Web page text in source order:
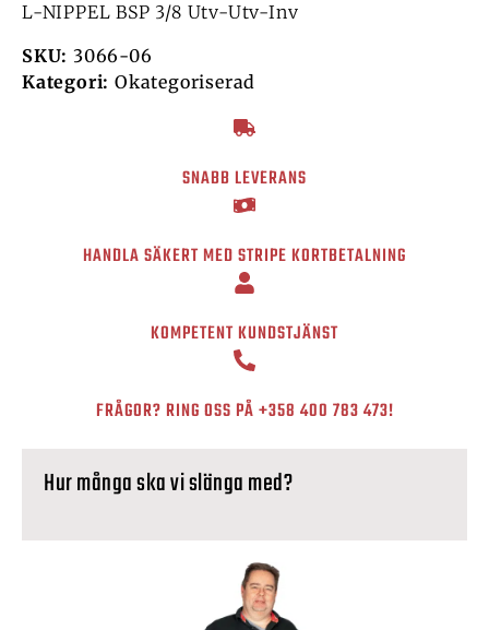
L-NIPPEL BSP 3/8 Utv-Utv-Inv
SKU: 3066-06
Kategori: Okategoriserad
SNABB LEVERANS
HANDLA SÄKERT MED STRIPE KORTBETALNING
KOMPETENT KUNDSTJÄNST
FRÅGOR? RING OSS PÅ+358 400 783 473!
Hur många ska vi slänga med?